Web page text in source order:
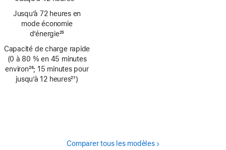
Note
de
bas
page
Jusqu’à 72 heures en
mode économie
d’énergie
Note
de
bas
de
page
25
Capacité de charge rapide
(0 à 80 % en 45 minutes
environ
Note
26; 15 minutes pour
jusqu’à 12 heures27)
Comparer tous les modèles